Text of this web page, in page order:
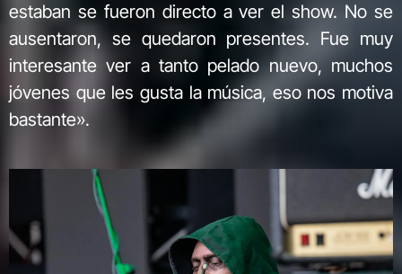
estaban se fueron directo a ver el show. No se
ausentaron, se quedaron presentes. Fue muy
interesante ver a tanto pelado nuevo, muchos
jóvenes que les gusta la música, eso nos motiva
bastante».